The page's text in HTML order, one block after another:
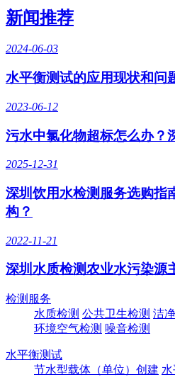
新闻推荐
2024-06-03
水平衡测试的应用现状和问
2023-06-12
污水中氯化物超标怎么办？
2025-12-31
深圳饮用水检测服务选购指
构？
2022-11-21
深圳水质检测农业水污染源
检测服务
水质检测 公共卫生检测 洁
环境空气检测 噪音检测
水平衡测试
节水型载体（单位）创建